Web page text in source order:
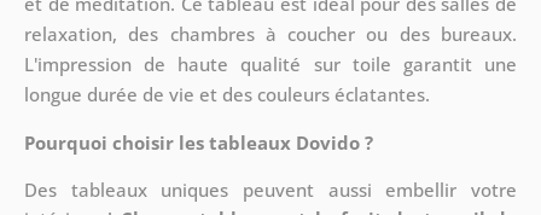
relaxation, des chambres à coucher ou des bureaux.
L'impression de haute qualité sur toile garantit une
longue durée de vie et des couleurs éclatantes.
Pourquoi choisir les tableaux Dovido ?
Des tableaux uniques peuvent aussi embellir votre